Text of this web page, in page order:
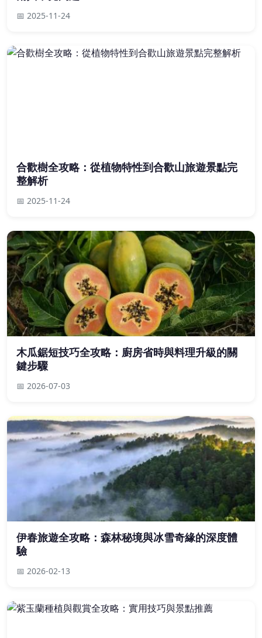
📅 2025-11-24
合歡樹全攻略：從植物特性到合歡山旅遊景點完
整解析
📅 2025-11-24
木瓜鋸短技巧全攻略：廚房省時與料理升級的關
鍵步驟
📅 2026-07-03
伊春旅遊全攻略：森林秘境與冰雪奇緣的深度體
驗
📅 2026-02-13